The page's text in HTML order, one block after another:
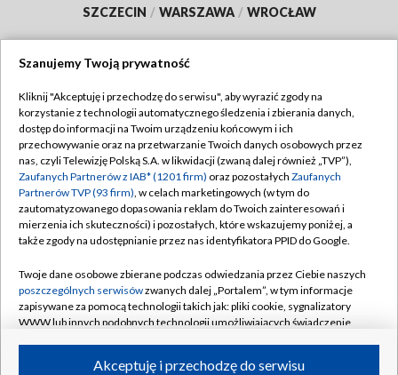
SZCZECIN / WARSZAWA / WROCŁAW
Dołącz do nas:
TVP
Abonament TVP
Emisja w TVP
Centrum informacji TVP
Naziemna Telewizja Cyfrowa
Sklep TVP
Rada Programowa
Informacje o nadawcy
Regulamin TVP
Polityka prywatności
Moje zgody
Biuro reklamy
Kontakt
Kanały
Szanujemy Twoją prywatność
Kliknij "Akceptuję i przechodzę do serwisu", aby wyrazić zgody na
korzystanie z technologii automatycznego śledzenia i zbierania danych,
dostęp do informacji na Twoim urządzeniu końcowym i ich
przechowywanie oraz na przetwarzanie Twoich danych osobowych przez
nas, czyli Telewizję Polską S.A. w likwidacji (zwaną dalej również „TVP”),
Zaufanych Partnerów z IAB* (1201 firm) oraz pozostałych Zaufanych
Partnerów TVP (93 firm), w celach marketingowych (w tym do
zautomatyzowanego dopasowania reklam do Twoich zainteresowań i
mierzenia ich skuteczności) i pozostałych, które wskazujemy poniżej, a
także zgody na udostępnianie przez nas identyfikatora PPID do Google.
Twoje dane osobowe zbierane podczas odwiedzania przez Ciebie naszych
poszczególnych serwisówzwanych dalej „Portalem”, w tym informacje
zapisywane za pomocą technologii takich jak: pliki cookie, sygnalizatory
WWW lub innych podobnych technologii umożliwiających świadczenie
ruchu w Internecie.Akceptuję i przechodzę do serwisu